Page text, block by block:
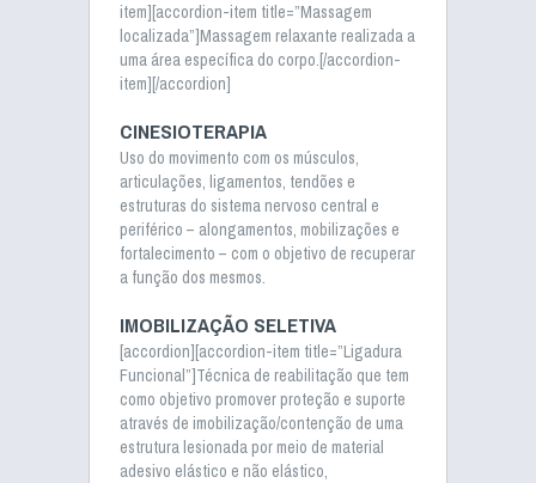
item][accordion-item title=”Massagem
localizada”]Massagem relaxante realizada a
uma área específica do corpo.[/accordion-
item][/accordion]
CINESIOTERAPIA
Uso do movimento com os músculos,
articulações, ligamentos, tendões e
estruturas do sistema nervoso central e
periférico – alongamentos, mobilizações e
fortalecimento – com o objetivo de recuperar
a função dos mesmos.
IMOBILIZAÇÃO SELETIVA
[accordion][accordion-item title=”Ligadura
Funcional”]Técnica de reabilitação que tem
como objetivo promover proteção e suporte
através de imobilização/contenção de uma
estrutura lesionada por meio de material
adesivo elástico e não elástico,